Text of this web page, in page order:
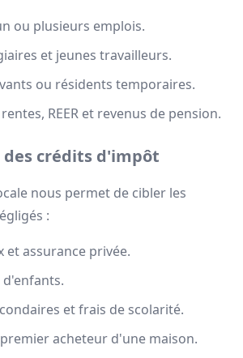
ou plusieurs emplois.
et jeunes travailleurs.
ou résidents temporaires.
REER et revenus de pension.
crédits d'impôt
nous permet de cibler les
:
et assurance privée.
d'enfants.
et frais de scolarité.
acheteur d'une maison.